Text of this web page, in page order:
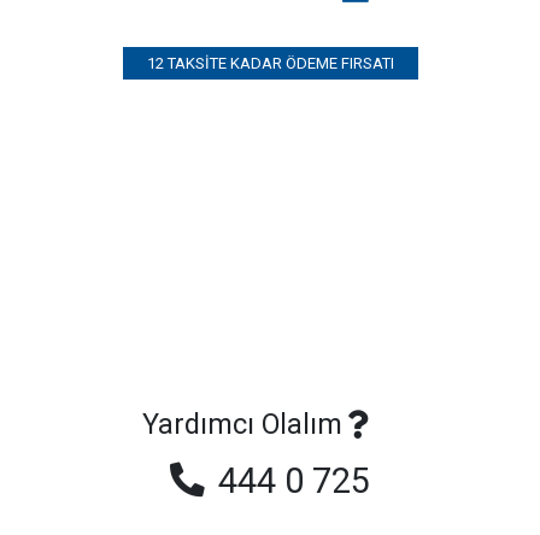
12 TAKSITE KADAR ÖDEME FIRSATI
Yardımcı Olalım
444 0 725